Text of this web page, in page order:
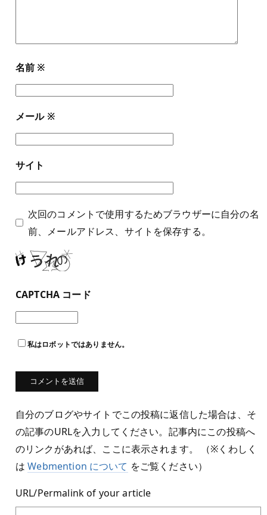
名前 ※
メール ※
サイト
次回のコメントで使用するためブラウザーに自分の名
前、メールアドレス、サイトを保存する。
CAPTCHA コード
私はロボットではありません。
自分のブログやサイトでこの投稿に返信した場合は、そ
の記事のURLを入力してください。記事内にこの投稿へ
のリンクがあれば、ここに表示されます。 （※くわしく
はWebmention について をご覧ください）
URL/Permalink of your article